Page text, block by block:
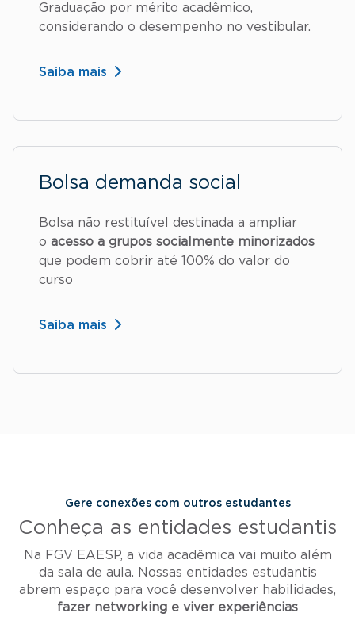
Graduação por mérito acadêmico,
considerando o desempenho no vestibular.
Saiba mais
Bolsa demanda social
Bolsa não restituível destinada a ampliar
o acesso a grupos socialmente minorizados
que podem cobrir até 100% do valor do
curso
Saiba mais
Gere conexões com outros estudantes
Conheça as entidades estudantis
Na FGV EAESP, a vida acadêmica vai muito além
da sala de aula. Nossas entidades estudantis
abrem espaço para você desenvolver habilidades,
fazer networking e viver experiências